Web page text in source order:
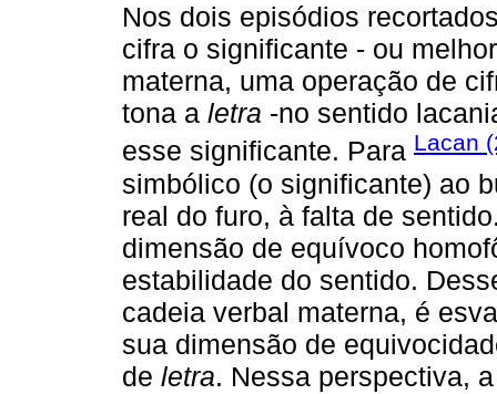
Nos dois episódios
cifra o significante - ou
materna, uma operação de
tona a letra -no sentido
esse significante. Para Lacan
simbólico (o significante) ao
real do furo, à falta de
dimensão de equívoco
estabilidade do sentido.
cadeia verbal materna, é
sua dimensão de
de letra. Nessa perspectiva,